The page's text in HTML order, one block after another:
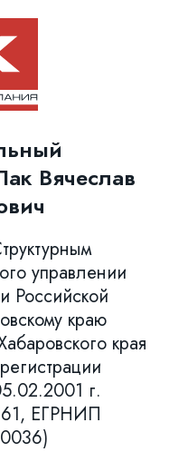
Вячеслав
управлении
Российской
краю
края
г.
ЕГРНИП